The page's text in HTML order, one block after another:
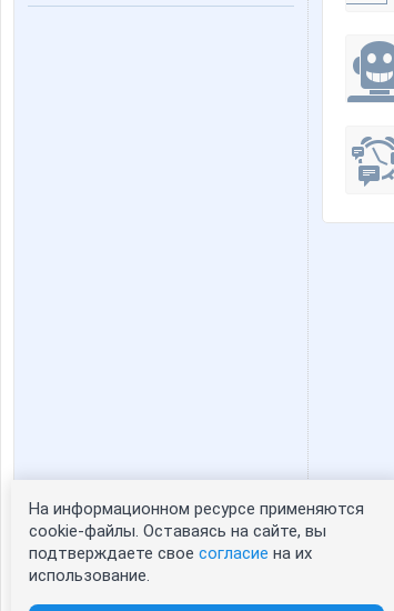
Статистика портрета:
сейчас просматривают портрет - 0
зарегистрированные пользователи
На информационном ресурсе применяются
cookie-файлы. Оставаясь на сайте, вы
подтверждаете свое согласие на их
использование.